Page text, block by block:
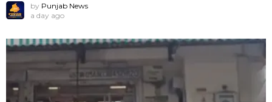
by Punjab News
a day ago